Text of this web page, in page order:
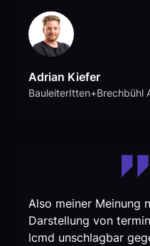
Adrian Kiefer
BauleiterItten+Brechbühl
Also meiner Meinung
Darstellung von
lcmd unschlagbar